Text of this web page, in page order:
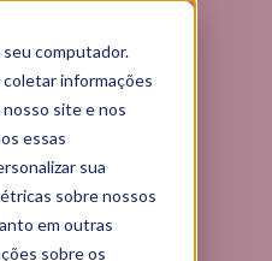
computador.
coletar informações
site e nos
essas
sua
sobre nossos
em outras
sobre os